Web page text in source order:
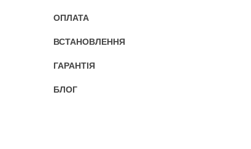
ОПЛАТА
ВСТАНОВЛЕННЯ
ГАРАНТІЯ
БЛОГ